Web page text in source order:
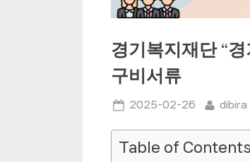
경기복지재단 “
구비서류
Posted
2025-02-26 By
dibira
Table of Contents